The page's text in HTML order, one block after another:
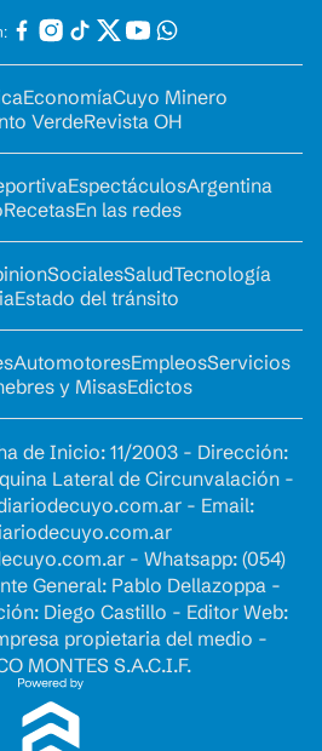
EconomíaCuyo Minero
VerdeRevista OH
EspectáculosArgentina
RecetasEn las redes
SocialesSaludTecnología
Estado del tránsito
AutomotoresEmpleosServicios
y MisasEdictos
de Inicio: 11/2003 - Dirección:
Lateral de Circunvalación -
- Email:
- Whatsapp: (054)
General: Pablo Dellazoppa -
Diego Castillo - Editor Web:
propietaria del medio -
MONTES S.A.C.I.F.